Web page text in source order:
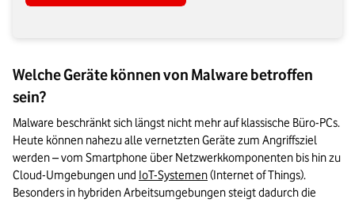
Welche Geräte können von Malware betroffen
sein?
Malware beschränkt sich längst nicht mehr auf klassische Büro-PCs.
Heute können nahezu alle vernetzten Geräte zum Angriffsziel
werden – vom Smartphone über Netzwerkkomponenten bis hin zu
Cloud-Umgebungen und IoT-Systemen (Internet of Things).
Besonders in hybriden Arbeitsumgebungen steigt dadurch die